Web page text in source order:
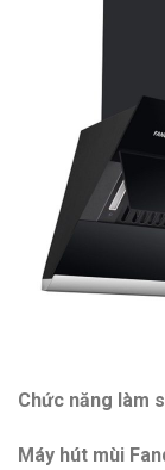
Chức năng làm
Máy hút mùi